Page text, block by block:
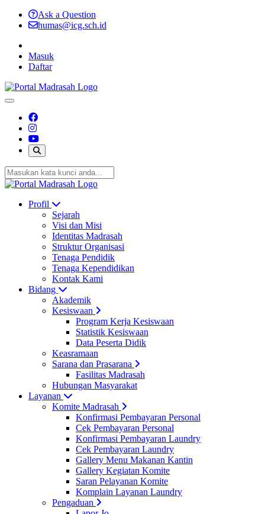
Ask a Question
humas@icg.sch.id
Masuk
Daftar
Profil
Sejarah
Visi dan Misi
Identitas Madrasah
Struktur Organisasi
Tenaga Pendidik
Tenaga Kependidikan
Kontak Kami
Bidang
Akademik
Kesiswaan
Program Kerja Kesiswaan
Statistik Kesiswaan
Data Peserta Didik
Keasramaan
Sarana dan Prasarana
Fasilitas Madrasah
Hubungan Masyarakat
Layanan
Komite Madrasah
Konfirmasi Pembayaran Personal
Cek Pembayaran Personal
Konfirmasi Pembayaran Laundry
Cek Pembayaran Laundry
Gallery Menu Makanan Kantin
Gallery Kegiatan Komite
Saran Pelayanan Komite
Komplain Layanan Laundry
Pengaduan